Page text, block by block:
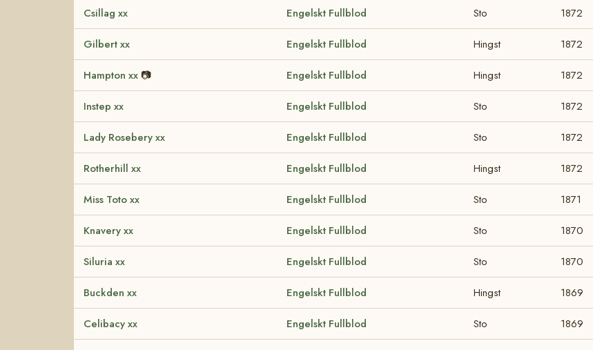
Csillag xx Engelskt Fullblod Sto 1872
Gilbert xx Engelskt Fullblod Hingst 1872
Hampton xx 📷 Engelskt Fullblod Hingst 1872
Instep xx Engelskt Fullblod Sto 1872
Lady Rosebery xx Engelskt Fullblod Sto 1872
Rotherhill xx Engelskt Fullblod Hingst 1872
Miss Toto xx Engelskt Fullblod Sto 1871
Knavery xx Engelskt Fullblod Sto 1870
Siluria xx Engelskt Fullblod Sto 1870
Buckden xx Engelskt Fullblod Hingst 1869
Celibacy xx Engelskt Fullblod Sto 1869